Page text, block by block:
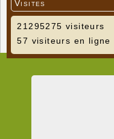
Visites
21295275 visiteurs
57 visiteurs en ligne